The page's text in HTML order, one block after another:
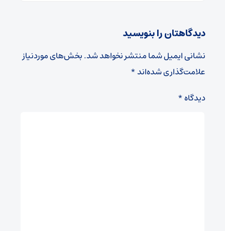
دیدگاهتان را بنویسید
نشانی ایمیل شما منتشر نخواهد شد.بخش‌های موردنیاز
علامت‌گذاری شده‌اند*
دیدگاه*